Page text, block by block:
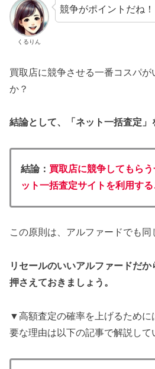
くるりん
競争がポイントだね！
買取店に競争させる一番コスパが
か？
結論として、「ネット一括査定」
結論： 買取店に競争してもら
ット一括査定サイトを利用する
この原則は、アルファードでも同
リセールのいいアルファードだ
押さえておきましょう。
▼高額査定の確率を上げるために
要な理由は以下の記事で解説し